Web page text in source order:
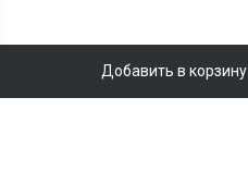
Добавить в корзину